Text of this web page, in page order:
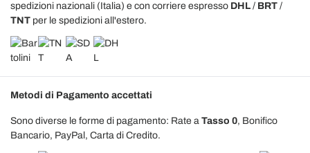
spedizioni nazionali (Italia) e con corriere espresso DHL / BRT /
TNT per le spedizioni all'estero.
Metodi di Pagamento accettati
Sono diverse le forme di pagamento: Rate a Tasso 0, Bonifico
Bancario, PayPal, Carta di Credito.